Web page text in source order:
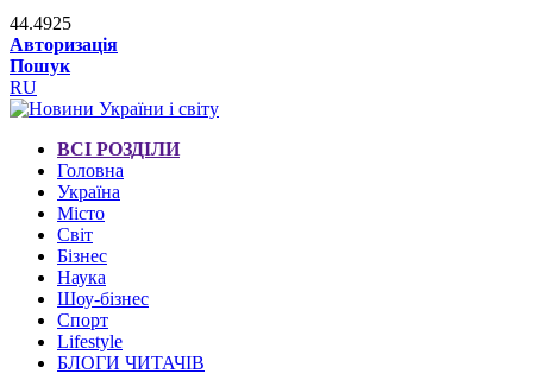
44.4925
Авторизація
Пошук
RU
ВСІ РОЗДІЛИ
Головна
Україна
Місто
Світ
Бізнес
Наука
Шоу-бізнес
Спорт
Lifestyle
БЛОГИ ЧИТАЧІВ